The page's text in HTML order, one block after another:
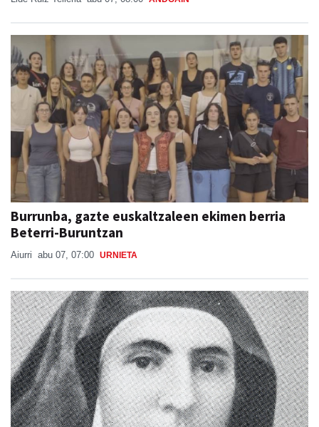
Burrunba, gazte euskaltzaleen ekimen berria
Beterri-Buruntzan
Aiurri abu 07, 07:00 URNIETA